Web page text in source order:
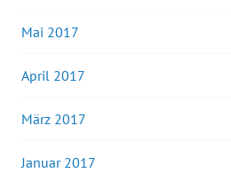
Mai 2017
April 2017
März 2017
Januar 2017